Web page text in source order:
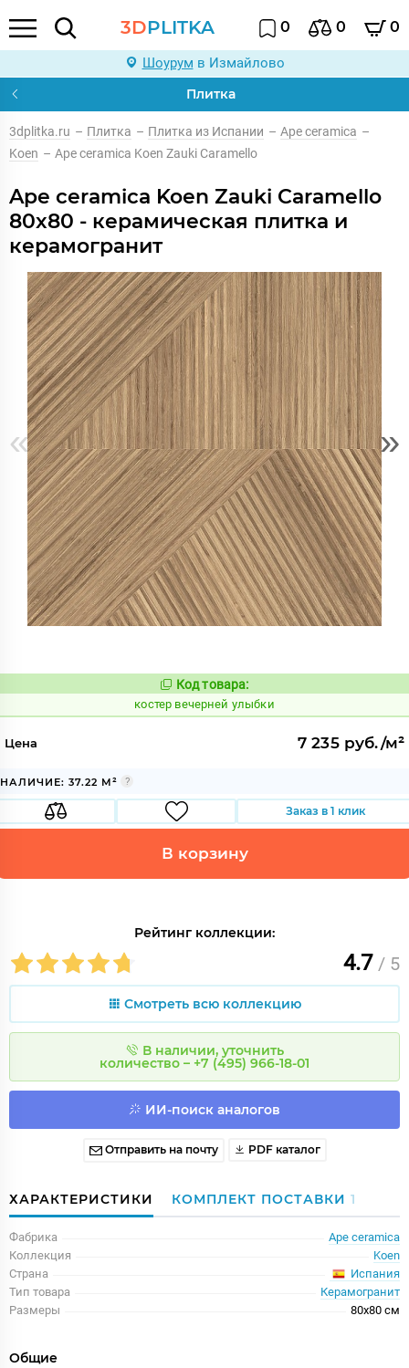
3DPLITKA 0 0 0
Шоурум в Измайлово
Плитка
3dplitka.ru – Плитка – Плитка из Испании – Ape ceramica –
Koen – Ape ceramica Koen Zauki Caramello
Ape ceramica Koen Zauki Caramello
80x80 - керамическая плитка и
керамогранит
« »
Код:
798486
Код товара:
костер вечерней улыбки
Цена 7 235 руб./м²
НАЛИЧИЕ: 37.22 М²
Заказ в 1 клик
В корзину
Рейтинг коллекции:
4.7 / 5
Смотреть всю коллекцию
В наличии, уточнить
количество – +7 (495) 966-18-01
ИИ-поиск аналогов
Отправить на почту PDF каталог
ХАРАКТЕРИСТИКИ КОМПЛЕКТ ПОСТАВКИ 1
Фабрика
Ape ceramica
Коллекция
Koen
Страна
Испания
Тип товара
Керамогранит
Размеры
80x80 см
Общие